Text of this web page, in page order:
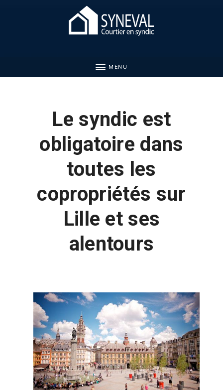
MENU
Le syndic est
obligatoire dans
toutes les
copropriétés sur
Lille et ses
alentours